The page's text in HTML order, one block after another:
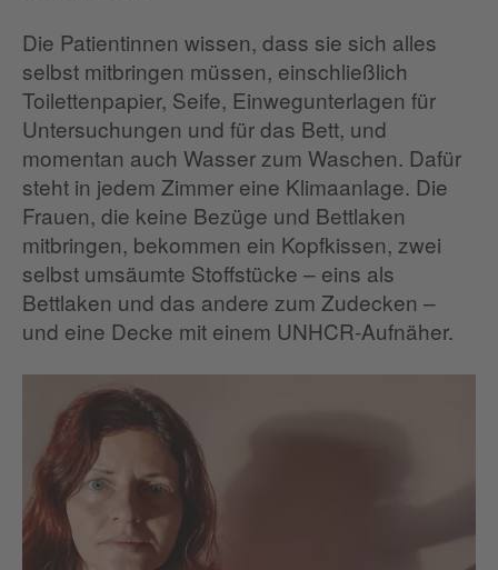
Die Patientinnen wissen, dass sie sich alles
selbst mitbringen müssen, einschließlich
Toilettenpapier, Seife, Einwegunterlagen für
Untersuchungen und für das Bett, und
momentan auch Wasser zum Waschen. Dafür
steht in jedem Zimmer eine Klimaanlage. Die
Frauen, die keine Bezüge und Bettlaken
mitbringen, bekommen ein Kopfkissen, zwei
selbst umsäumte Stoffstücke – eins als
Bettlaken und das andere zum Zudecken –
und eine Decke mit einem UNHCR-Aufnäher.